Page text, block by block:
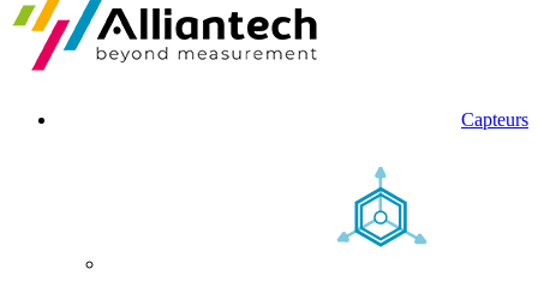
Capteurs